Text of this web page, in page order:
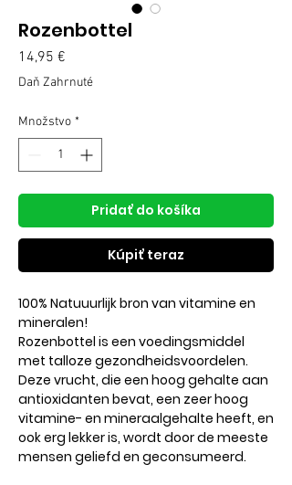
Rozenbottel
14,95 €
Daň Zahrnuté
Množstvo *
Pridať do košíka
Kúpiť teraz
100% Natuuurlijk bron van vitamine en
mineralen!
Rozenbottel is een voedingsmiddel
met talloze gezondheidsvoordelen.
Deze vrucht, die een hoog gehalte aan
antioxidanten bevat, een zeer hoog
vitamine- en mineraalgehalte heeft, en
ook erg lekker is, wordt door de meeste
mensen geliefd en geconsumeerd.